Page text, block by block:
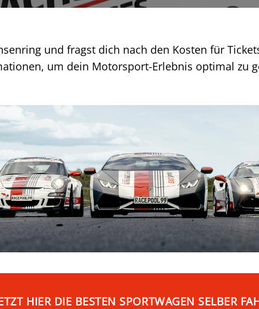
und fragst dich nach den Kosten für
um dein Motorsport-Erlebnis optimal zu
HIER DIE BESTEN SPORTWAGEN SELBER